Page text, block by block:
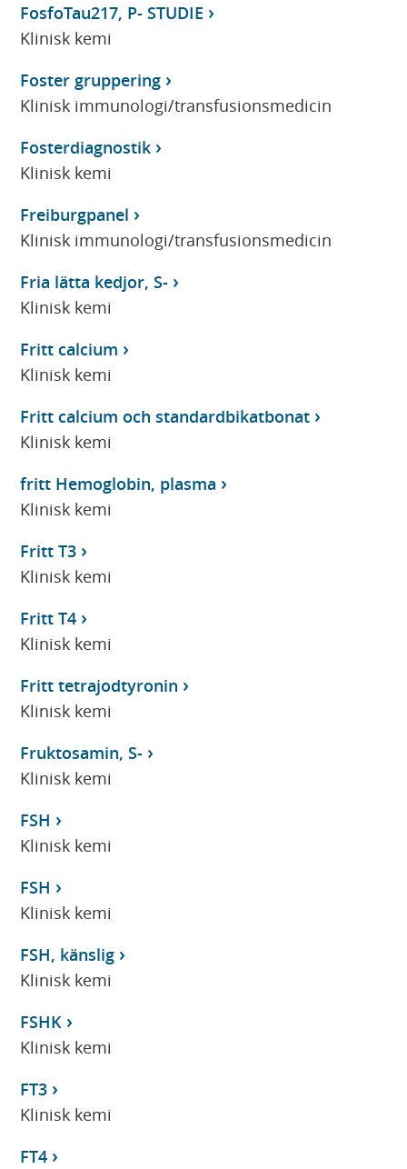
FosfoTau217, P- STUDIE
Klinisk kemi
Foster gruppering
Klinisk immunologi/transfusionsmedicin
Fosterdiagnostik
Klinisk kemi
Freiburgpanel
Klinisk immunologi/transfusionsmedicin
Fria lätta kedjor, S-
Klinisk kemi
Fritt calcium
Klinisk kemi
Fritt calcium och standardbikatbonat
Klinisk kemi
fritt Hemoglobin, plasma
Klinisk kemi
Fritt T3
Klinisk kemi
Fritt T4
Klinisk kemi
Fritt tetrajodtyronin
Klinisk kemi
Fruktosamin, S-
Klinisk kemi
FSH
Klinisk kemi
FSH
Klinisk kemi
FSH, känslig
Klinisk kemi
FSHK
Klinisk kemi
FT3
Klinisk kemi
FT4